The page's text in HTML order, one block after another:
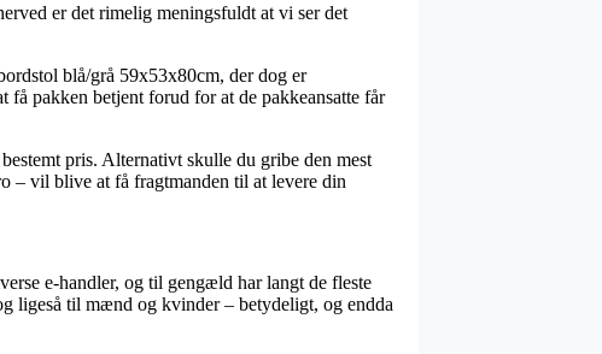
er det rimelig meningsfuldt at vi ser det
blå/grå 59x53x80cm, der dog er
få pakken betjent forud for at de pakkeansatte får
pris. Alternativt skulle du gribe den mest
– vil blive at få fragtmanden til at levere din
e-handler, og til gengæld har langt de fleste
ligeså til mænd og kvinder – betydeligt, og endda